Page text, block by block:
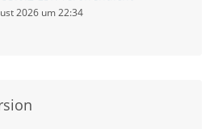
2026 um 22:34